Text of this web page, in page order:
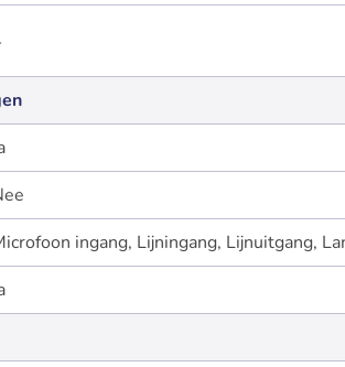
ingang, Lijningang, Lijnuitgang,